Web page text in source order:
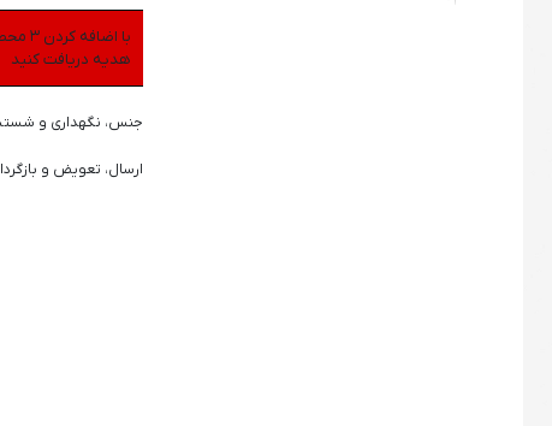
هدیه دریافت کنید
جنس، نگهداری و
ارسال، تعویض و